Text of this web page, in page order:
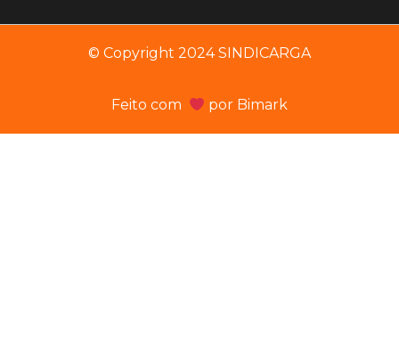
© Copyright 2024 SINDICARGA
Feito com por Bimark